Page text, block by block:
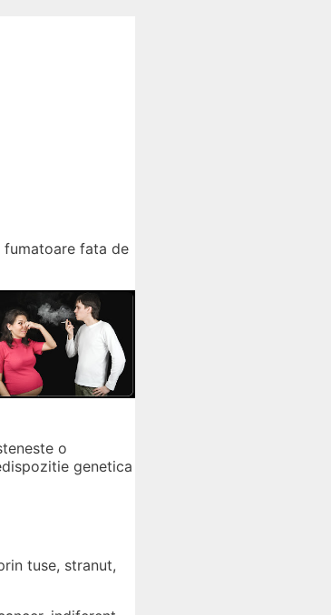
fumatoare fata de
o
genetica
tuse, stranut,